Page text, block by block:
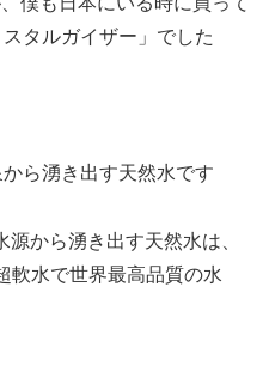
タルガイザー」でした
ら湧き出す天然水です
から湧き出す天然水は、
軟水で世界最高品質の水